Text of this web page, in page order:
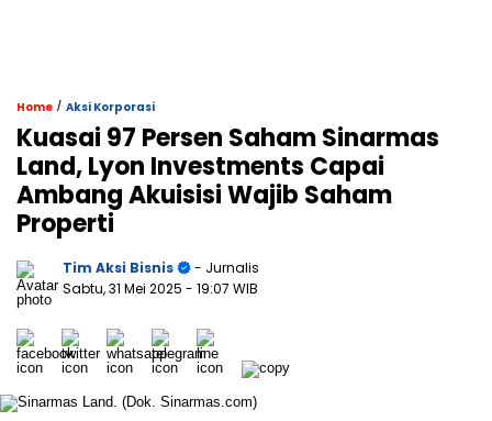
Home / Aksi Korporasi
Kuasai 97 Persen Saham Sinarmas
Land, Lyon Investments Capai
Ambang Akuisisi Wajib Saham
Properti
Tim Aksi Bisnis
- Jurnalis
Sabtu, 31 Mei 2025 - 19:07 WIB